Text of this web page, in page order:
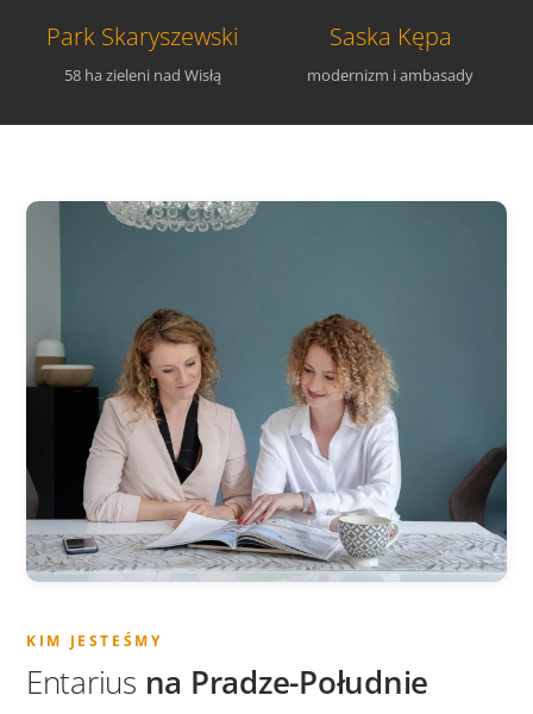
Park Skaryszewski
58 ha zieleni nad Wisłą
Saska Kępa
modernizm i ambasady
KIM JESTEŚMY
Entarius na Pradze-Południe